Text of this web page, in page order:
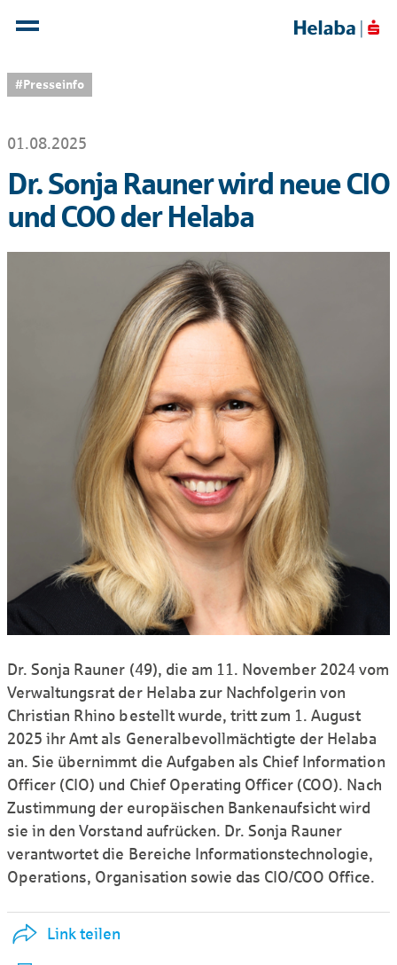
#Presseinfo
01.08.2025
Dr. Sonja Rauner wird neue CIO
und COO der Helaba
Dr. Sonja Rauner (49), die am 11. November 2024 vom
Verwaltungsrat der Helaba zur Nachfolgerin von
Christian Rhino bestellt wurde, tritt zum 1. August
2025 ihr Amt als Generalbevollmächtigte der Helaba
an. Sie übernimmt die Aufgaben als Chief Information
Officer (CIO) und Chief Operating Officer (COO). Nach
Zustimmung der europäischen Bankenaufsicht wird
sie in den Vorstand aufrücken. Dr. Sonja Rauner
verantwortet die Bereiche Informationstechnologie,
Operations, Organisation sowie das CIO/COO Office.
Link teilen